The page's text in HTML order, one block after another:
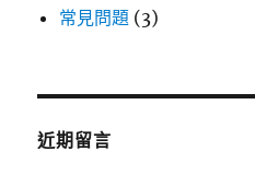
常見問題 (3)
近期留言